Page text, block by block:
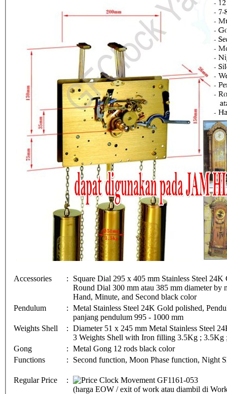
Accessories :
Square Dial 295 x 405 mm Stainless Steel
Round Dial 300 mm atau 385 mm diameter by
Hand, Minute, and Second black color
Pendulum
: Metal Stainless Steel 24K Gold polished,
panjang pendulum 995 - 1000 mm
Weights Shell
: Diameter 51 x 245 mm Metal Stainless Steel
3 Weights Shell with Iron filling 3.5Kg ; 3.5Kg
Gong
: Metal Gong 12 rods black color
Functions
: Second function, Moon Phase function, Night
Regular Price
:
(harga EOW / exit of work atau diambil di